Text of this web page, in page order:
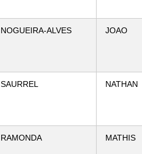
NOGUEIRA-ALVES JOAO
SAURREL NATHAN
RAMONDA MATHIS